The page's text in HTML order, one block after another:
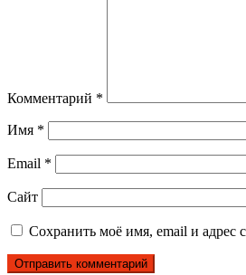
Комментарий *
Имя *
Email *
Сайт
Сохранить моё имя, email и адрес